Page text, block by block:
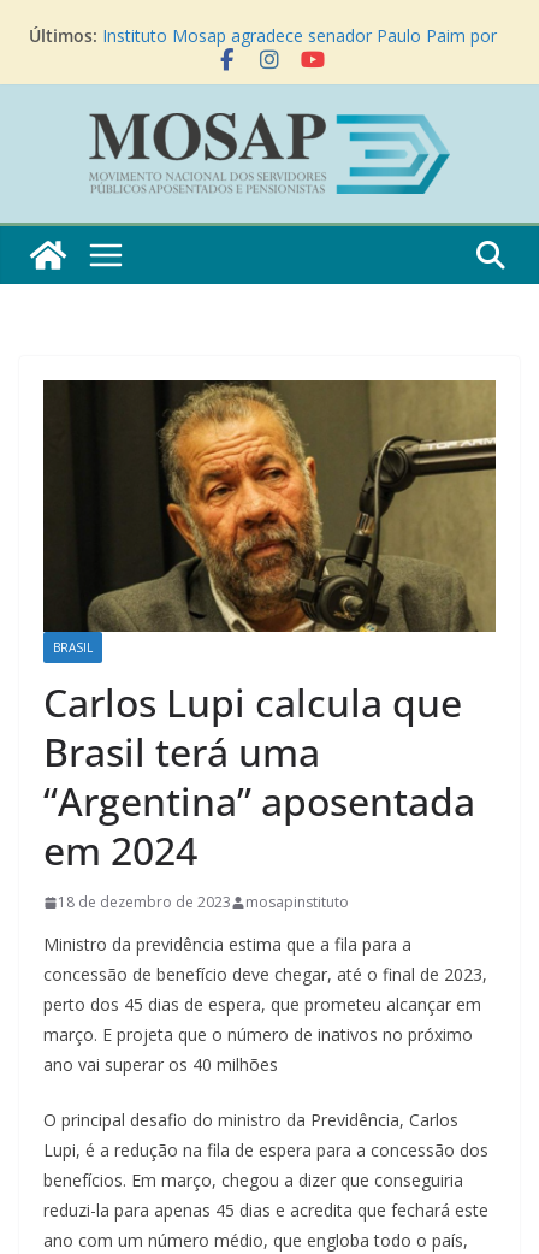
Últimos: Instituto Mosap busca apoio do ex-presidente José
Sarney para o apensamento das PECs 555/2006 e
6/2024
apoio à realização de audiência pública sobre a SUG
17/2021
Instituto Mosap e entidades filiadas realizam
contribuição previdenciária dos aposentados
“Mosap pede fim das contribuições” – Matéria
BRASIL
Carlos Lupi calcula que
Brasil terá uma
“Argentina” aposentada
em 2024
18 de dezembro de 2023 mosapinstituto
Ministro da previdência estima que a fila para a
concessão de benefício deve chegar, até o final de 2023,
perto dos 45 dias de espera, que prometeu alcançar em
março. E projeta que o número de inativos no próximo
ano vai superar os 40 milhões
O principal desafio do ministro da Previdência, Carlos
Lupi, é a redução na fila de espera para a concessão dos
benefícios. Em março, chegou a dizer que conseguiria
reduzi-la para apenas 45 dias e acredita que fechará este
ano com um número médio, que engloba todo o país,